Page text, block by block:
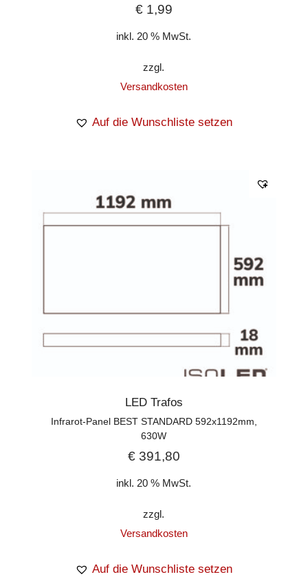
€1,99
inkl. 20 % MwSt.
zzgl.
Versandkosten
Auf die Wunschliste setzen
LED Trafos
Infrarot-Panel BEST STANDARD 592x1192mm,
630W
€391,80
inkl. 20 % MwSt.
zzgl.
Versandkosten
Auf die Wunschliste setzen